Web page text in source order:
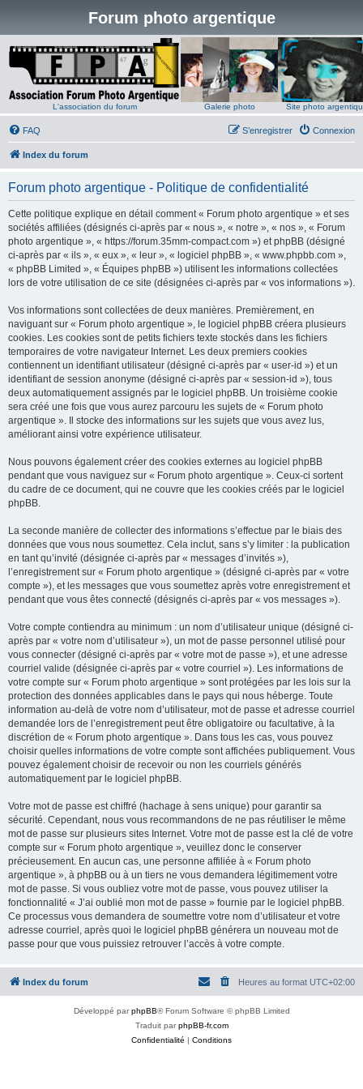
Forum photo argentique
L'association du forum Galerie photo Site photo
FAQ Connexion
S’enregistrer
Index du forum
Forum photo argentique - Politique de confidentialité
Cette politique explique en détail comment « Forum photo argentique » et ses
sociétés affiliées (désignés ci-après par « nous », « notre », « nos », « Forum
photo argentique », « https://forum.35mm-compact.com ») et phpBB (désigné
ci-après par « ils », « eux », « leur », « logiciel phpBB », « www.phpbb.com »,
« phpBB Limited », « Équipes phpBB ») utilisent les informations collectées
lors de votre utilisation de ce site (désignées ci-après par « vos informations »).
Vos informations sont collectées de deux manières. Premièrement, en
naviguant sur « Forum photo argentique », le logiciel phpBB créera plusieurs
cookies. Les cookies sont de petits fichiers texte stockés dans les fichiers
temporaires de votre navigateur Internet. Les deux premiers cookies
contiennent un identifiant utilisateur (désigné ci-après par « user-id ») et un
identifiant de session anonyme (désigné ci-après par « session-id »), tous
deux automatiquement assignés par le logiciel phpBB. Un troisième cookie
sera créé une fois que vous aurez parcouru les sujets de « Forum photo
argentique ». Il stocke des informations sur les sujets que vous avez lus,
améliorant ainsi votre expérience utilisateur.
Nous pouvons également créer des cookies externes au logiciel phpBB
pendant que vous naviguez sur « Forum photo argentique ». Ceux-ci sortent
du cadre de ce document, qui ne couvre que les cookies créés par le logiciel
phpBB.
La seconde manière de collecter des informations s’effectue par le biais des
données que vous nous soumettez. Cela inclut, sans s’y limiter : la publication
en tant qu’invité (désignée ci-après par « messages d’invités »),
l’enregistrement sur « Forum photo argentique » (désigné ci-après par « votre
compte »), et les messages que vous soumettez après votre enregistrement et
pendant que vous êtes connecté (désignés ci-après par « vos messages »).
Votre compte contiendra au minimum : un nom d’utilisateur unique (désigné ci-
après par « votre nom d’utilisateur »), un mot de passe personnel utilisé pour
vous connecter (désigné ci-après par « votre mot de passe »), et une adresse
courriel valide (désignée ci-après par « votre courriel »). Les informations de
votre compte sur « Forum photo argentique » sont protégées par les lois sur la
protection des données applicables dans le pays qui nous héberge. Toute
information au-delà de votre nom d’utilisateur, mot de passe et adresse courriel
demandée lors de l’enregistrement peut être obligatoire ou facultative, à la
discrétion de « Forum photo argentique ». Dans tous les cas, vous pouvez
choisir quelles informations de votre compte sont affichées publiquement. Vous
pouvez également choisir de recevoir ou non les courriels générés
automatiquement par le logiciel phpBB.
Votre mot de passe est chiffré (hachage à sens unique) pour garantir sa
sécurité. Cependant, nous vous recommandons de ne pas réutiliser le même
mot de passe sur plusieurs sites Internet. Votre mot de passe est la clé de votre
compte sur « Forum photo argentique », veuillez donc le conserver
précieusement. En aucun cas, une personne affiliée à « Forum photo
argentique », à phpBB ou à un tiers ne vous demandera légitimement votre
mot de passe. Si vous oubliez votre mot de passe, vous pouvez utiliser la
fonctionnalité « J’ai oublié mon mot de passe » fournie par le logiciel phpBB.
Ce processus vous demandera de soumettre votre nom d’utilisateur et votre
adresse courriel, après quoi le logiciel phpBB générera un nouveau mot de
passe pour que vous puissiez retrouver l’accès à votre compte.
Index du forum Heures au format UTC+02:00
Développé parphpBB® Forum Software © phpBB Limited
Traduit parphpBB-fr.com
Confidentialité | Conditions